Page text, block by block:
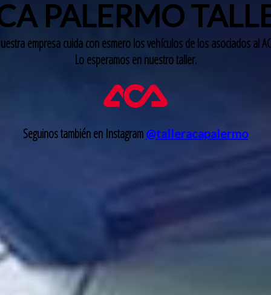
PALERMO
empresa cuida con esmero los vehículos de los asociados al
Lo esperamos en nuestro taller.
Seguinos también en Instagram @talleracapalermo